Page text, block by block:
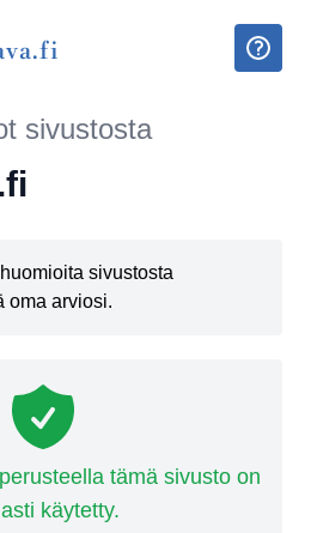
sivustosta
sivustosta
oma arviosi.
tämä sivusto on
käytetty.